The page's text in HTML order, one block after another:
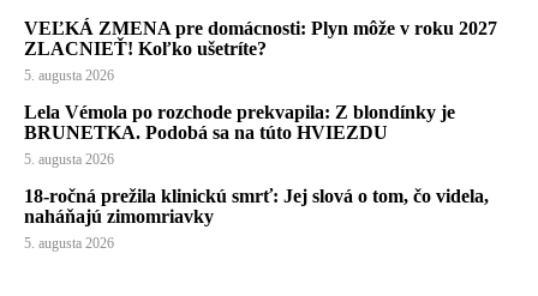
VEĽKÁ ZMENA pre domácnosti: Plyn môže v roku 2027
ZLACNIEŤ! Koľko ušetríte?
5. augusta 2026
Lela Vémola po rozchode prekvapila: Z blondínky je
BRUNETKA. Podobá sa na túto HVIEZDU
5. augusta 2026
18-ročná prežila klinickú smrť: Jej slová o tom, čo videla,
naháňajú zimomriavky
5. augusta 2026